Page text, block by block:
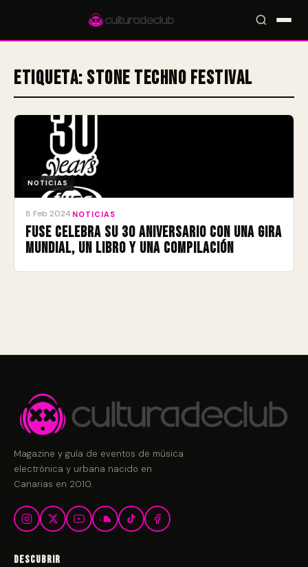
Accesos rápidos: 🎪 Eventos🎤 Artistas📍 Locales📰 Magazine
Etiqueta: Stone Techno Festival
NOTICIAS
8 Feb 2024 NOTICIAS
Fuse celebra su 30 aniversario con una gira
mundial, un libro y una compilación
Magazine y guía de eventos de música
electrónica y urbana nacido en
Canarias en 2010.
Descubrir